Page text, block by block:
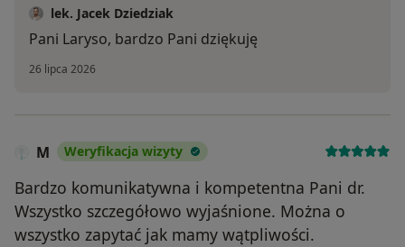
lek. Jacek Dziedziak
Pani Laryso, bardzo Pani dziękuję
26 lipca 2026
M Weryfikacja wizyty
Bardzo komunikatywna i kompetentna Pani dr.
Wszystko szczegółowo wyjaśnione. Można o
wszystko zapytać jak mamy wątpliwości.